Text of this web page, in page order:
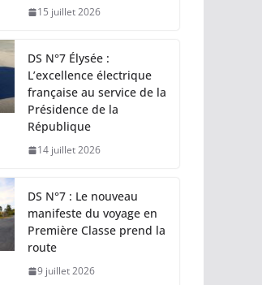
15 juillet 2026
DS N°7 Élysée :
L’excellence électrique
française au service de la
Présidence de la
République
14 juillet 2026
DS N°7 : Le nouveau
manifeste du voyage en
Première Classe prend la
route
9 juillet 2026